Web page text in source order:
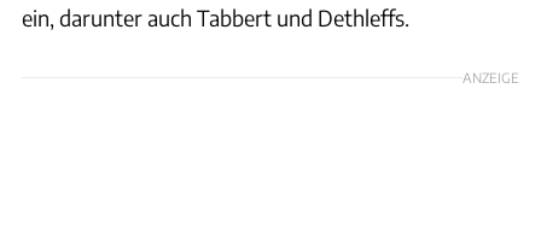
ein, darunter auch Tabbert und Dethleffs.
ANZEIGE